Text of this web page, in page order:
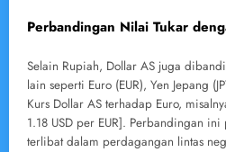
Perbandingan Nilai Tukar
Selain Rupiah, Dollar AS juga
lain seperti Euro (EUR), Yen Jepang
Kurs Dollar AS terhadap Euro,
1.18 USD per EUR]. Perbandingan
terlibat dalam perdagangan lintas